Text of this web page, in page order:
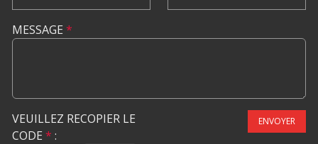
MESSAGE *
VEUILLEZ RECOPIER LE
CODE * :
ENVOYER